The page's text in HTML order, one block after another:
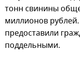
тонн свинины
миллионов
предоставили
поддельными.